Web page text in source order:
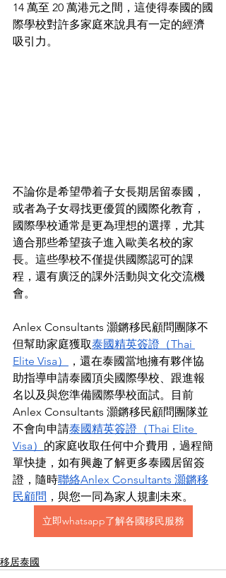
14 萬至 20 萬港元之間，這使得泰國的國
際學校對許多家庭來說具有一定的經濟
吸引力。
不論你是希望帶着子女長期居留泰國，
或者為子女尋找更優質的國際化教育，
國際學校通常是更為理想的選擇，尤其
適合那些希望孩子進入歐美名校的家
長。這些學校不僅提供國際認可的課
程，還有廣泛的課外活動與文化交流機
會。
Anlex Consultants 灝鏘移民顧問團隊不
但幫助家庭獲取泰國精英簽證（Thai
Elite Visa）
，還在泰國當地擁有夥伴協
助指導申請泰國頂尖國際學校、跟進報
名以及與您準備國際學校面試。目前
Anlex Consultants 灝鏘移民顧問團隊並
不會向申請泰國精英簽證（Thai Elite
Visa） 的家庭收取任何中介費用，過程簡
單快捷，如有興趣了解更多泰國居留簽
證，隨時聯絡Anlex Consultants 灝鏘移
民顧問 ，與您一同為家人規劃未來。
立即whatsapp了解各國移民服務
移居泰國